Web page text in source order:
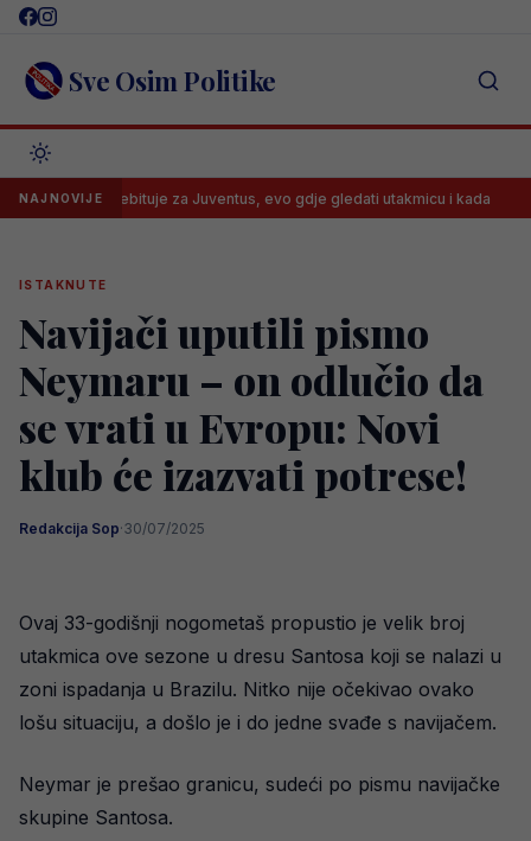
Skip
content Sve Osim Politike
NAJNOVIJE
danas debituje za Juventus, evo gdje gledati utakmicu i kada
ISTAKNUTE
Navijači uputili pismo
Neymaru – on odlučio da
se vrati u Evropu: Novi
klub će izazvati potrese!
Redakcija Sop·30/07/2025
Ovaj 33-godišnji nogometaš propustio je velik broj
utakmica ove sezone u dresu Santosa koji se nalazi u
zoni ispadanja u Brazilu. Nitko nije očekivao ovako
lošu situaciju, a došlo je i do jedne svađe s navijačem.
Neymar je prešao granicu, sudeći po pismu navijačke
skupine Santosa.